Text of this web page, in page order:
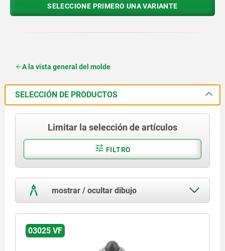
SELECCIONE PRIMERO UNA VARIANTE
A la vista general del molde
SELECCIÓN DE PRODUCTOS
Limitar la selección de artículos
FILTRO
mostrar / ocultar dibujo
03025 VF